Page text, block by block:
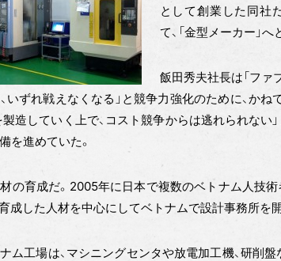
として創業した同社
て、「金型メーカー」
飯田秀夫社長は「ファ
いずれ戦えなくなる」と競争力強化のために、か
製造していく上で、コスト競争からは逃れられない
を進めていた。
の育成だ。2005年に日本で複数のベトナム人技
成した人材を中心にしてベトナムで設計事務所を開
ム工場は、マシニングセンタや放電加工機、研削